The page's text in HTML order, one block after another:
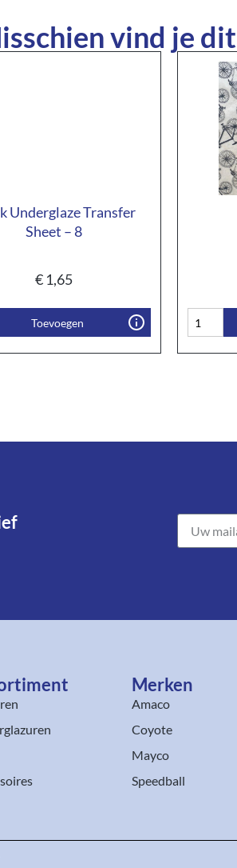
vind je
Underglaze Transfer
Sheet – 8
€1,65
Toevoegen
Merken
Amaco
Coyote
Mayco
Speedball